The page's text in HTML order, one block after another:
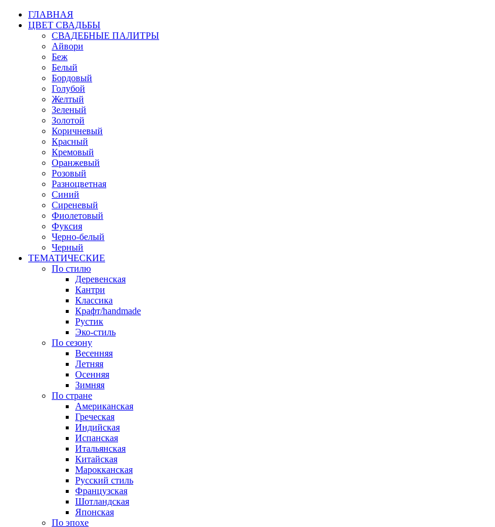
ГЛАВНАЯ
ЦВЕТ СВАДЬБЫ
СВАДЕБНЫЕ ПАЛИТРЫ
Айвори
Беж
Белый
Бордовый
Голубой
Желтый
Зеленый
Золотой
Коричневый
Красный
Кремовый
Оранжевый
Розовый
Разноцветная
Синий
Сиреневый
Фиолетовый
Фуксия
Черно-белый
Черный
ТЕМАТИЧЕСКИЕ
По стилю
Деревенская
Кантри
Классика
Крафт/handmade
Рустик
Эко-стиль
По сезону
Весенняя
Летняя
Осенняя
Зимняя
По стране
Американская
Греческая
Индийская
Испанская
Итальянская
Китайская
Марокканская
Русский стиль
Французская
Шотландская
Японская
По эпохе